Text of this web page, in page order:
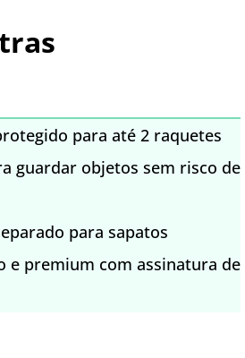
para até 2 raquetes
guardar objetos sem risco de
para sapatos
e premium com assinatura de